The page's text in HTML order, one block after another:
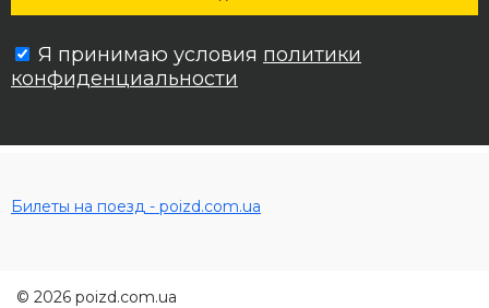
Я принимаю условия политики
конфиденциальности
Билеты на поезд - poizd.com.ua
© 2026 poizd.com.ua